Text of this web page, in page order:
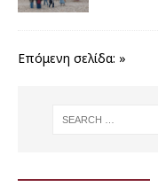
Επόμενη σελίδα: »